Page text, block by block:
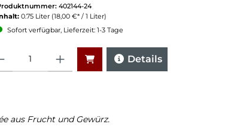
402144-24
0.75 Liter (18,00 €* / 1 Liter)
Sofort verfügbar, Lieferzeit: 1-3 Tage
Details
aus Frucht und Gewürz.